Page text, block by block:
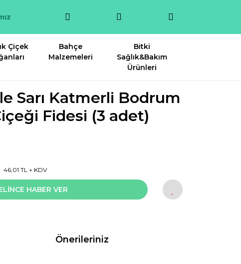
Çiçek
Bahçe
Malzemeleri
Bitki
Sağlık&Bakım
Ürünleri
Sarı Katmerli Bodrum
Fidesi (3 adet)
46,01 TL + KDV
HABER VER
Önerileriniz